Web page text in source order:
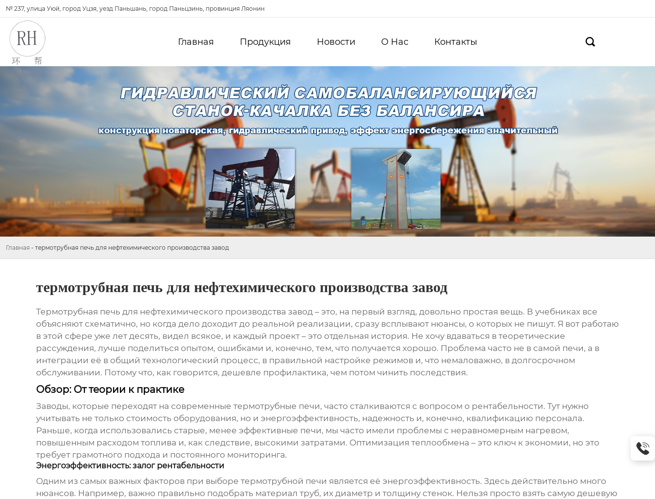
№ 237, улица Уюй, город Уцзя, уезд Паньшань, город Паньцзинь, провинция Ляонин
Главная Продукция Новости О Hас Контакты 
Главная - термотрубная печь для нефтехимического производства завод
термотрубная печь для нефтехимического производства завод
Термотрубная печь для нефтехимического производства завод– это, на первый взгляд, довольно простая вещь. В учебниках все
объясняют схематично, но когда дело доходит до реальной реализации, сразу всплывают нюансы, о которых не пишут. Я вот работаю
в этой сфере уже лет десять, видел всякое, и каждый проект – это отдельная история. Не хочу вдаваться в теоретические
рассуждения, лучше поделиться опытом, ошибками и, конечно, тем, что получается хорошо. Проблема часто не в самой печи, а в
интеграции её в общий технологический процесс, в правильной настройке режимов и, что немаловажно, в долгосрочном
обслуживании. Потому что, как говорится, дешевле профилактика, чем потом чинить последствия.
Обзор: От теории к практике
Заводы, которые переходят на современные термотрубные печи, часто сталкиваются с вопросом о рентабельности. Тут нужно
учитывать не только стоимость оборудования, но и энергоэффективность, надежность и, конечно, квалификацию персонала.
Раньше, когда использовались старые, менее эффективные печи, мы часто имели проблемы с неравномерным нагревом,
повышенным расходом топлива и, как следствие, высокими затратами. Оптимизация теплообмена – это ключ к экономии, но это
требует грамотного подхода и постоянного мониторинга.
Энергоэффективность: залог рентабельности
Одним из самых важных факторов при выборе термотрубной печи является её энергоэффективность. Здесь действительно много
нюансов. Например, важно правильно подобрать материал труб, их диаметр и толщину стенок. Нельзя просто взять самую дешевую